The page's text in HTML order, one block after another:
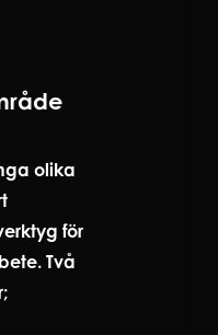
olika
för
Två